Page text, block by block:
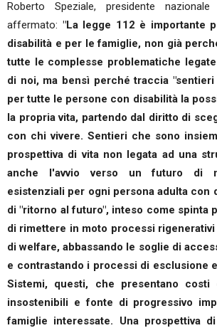
Roberto Speziale, presidente
affermato: "La legge 112 è importante
disabilità e per le famiglie, non già
tutte le complesse problematiche
di noi, ma bensì perché traccia
per tutte le persone con disabilità la
la propria vita, partendo dal diritto di
con chi vivere. Sentieri che sono
prospettiva di vita non legata ad una
anche l'avvio verso un futuro di
esistenziali per ogni persona adulta con
di "ritorno al futuro", inteso come spinta
di rimettere in moto processi
di welfare, abbassando le soglie di
e contrastando i processi di esclusione
Sistemi, questi, che presentano costi
insostenibili e fonte di progressivo
famiglie interessate. Una prospettiva